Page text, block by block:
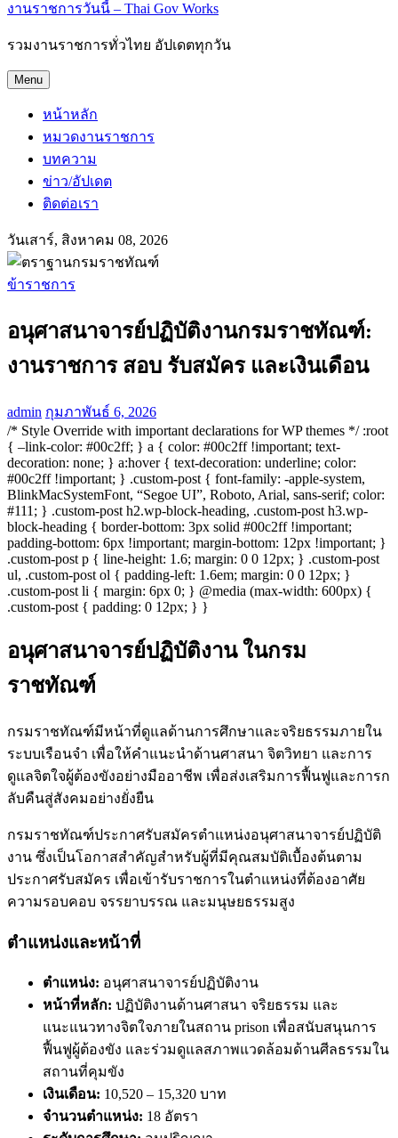
งานราชการวันนี้ – Thai Gov Works
รวมงานราชการทั่วไทย อัปเดตทุกวัน
Menu
หน้าหลัก
หมวดงานราชการ
บทความ
ข่าว/อัปเดต
ติดต่อเรา
วันเสาร์, สิงหาคม 08, 2026
ข้าราชการ
อนุศาสนาจารย์ปฏิบัติงานกรมราชทัณฑ์:
งานราชการ สอบ รับสมัคร และเงินเดือน
admin กุมภาพันธ์ 6, 2026
/* Style Override with important declarations for WP themes */ :root
{ –link-color: #00c2ff; } a { color: #00c2ff !important; text-
decoration: none; } a:hover { text-decoration: underline; color:
#00c2ff !important; } .custom-post { font-family: -apple-system,
BlinkMacSystemFont, “Segoe UI”, Roboto, Arial, sans-serif; color:
#111; } .custom-post h2.wp-block-heading, .custom-post h3.wp-
block-heading { border-bottom: 3px solid #00c2ff !important;
padding-bottom: 6px !important; margin-bottom: 12px !important; }
.custom-post p { line-height: 1.6; margin: 0 0 12px; } .custom-post
ul, .custom-post ol { padding-left: 1.6em; margin: 0 0 12px; }
.custom-post li { margin: 6px 0; } @media (max-width: 600px) {
.custom-post { padding: 0 12px; } }
อนุศาสนาจารย์ปฏิบัติงาน ในกรม
ราชทัณฑ์
กรมราชทัณฑ์มีหน้าที่ดูแลด้านการศึกษาและจริยธรรมภายใน
ระบบเรือนจำ เพื่อให้คำแนะนำด้านศาสนา จิตวิทยา และการ
ดูแลจิตใจผู้ต้องขังอย่างมืออาชีพ เพื่อส่งเสริมการฟื้นฟูและการก
ลับคืนสู่สังคมอย่างยั่งยืน
กรมราชทัณฑ์ประกาศรับสมัครตำแหน่งอนุศาสนาจารย์ปฏิบัติ
งาน ซึ่งเป็นโอกาสสำคัญสำหรับผู้ที่มีคุณสมบัติเบื้องต้นตาม
ประกาศรับสมัคร เพื่อเข้ารับราชการในตำแหน่งที่ต้องอาศัย
ความรอบคอบ จรรยาบรรณ และมนุษยธรรมสูง
ตำแหน่งและหน้าที่
ตำแหน่ง: อนุศาสนาจารย์ปฏิบัติงาน
หน้าที่หลัก: ปฏิบัติงานด้านศาสนา จริยธรรม และ
แนะแนวทางจิตใจภายในสถาน prison เพื่อสนับสนุนการ
ฟื้นฟูผู้ต้องขัง และร่วมดูแลสภาพแวดล้อมด้านศีลธรรมใน
สถานที่คุมขัง
เงินเดือน: 10,520 – 15,320 บาท
จำนวนตำแหน่ง: 18 อัตรา